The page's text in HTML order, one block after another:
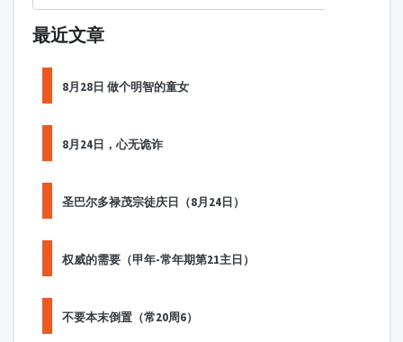
最近文章
8月28日 做个明智的童女
8月24日，心无诡诈
圣巴尔多禄茂宗徒庆日（8月24日）
权威的需要（甲年-常年期第21主日）
不要本末倒置（常20周6）